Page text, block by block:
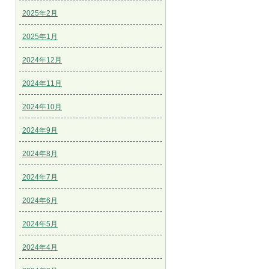
2025年2月
2025年1月
2024年12月
2024年11月
2024年10月
2024年9月
2024年8月
2024年7月
2024年6月
2024年5月
2024年4月